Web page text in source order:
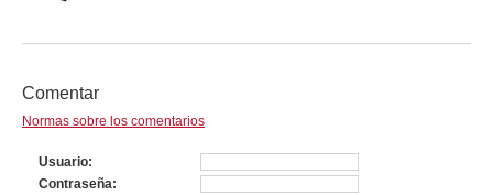
Comentar
Normas sobre los comentarios
Usuario
Contraseña